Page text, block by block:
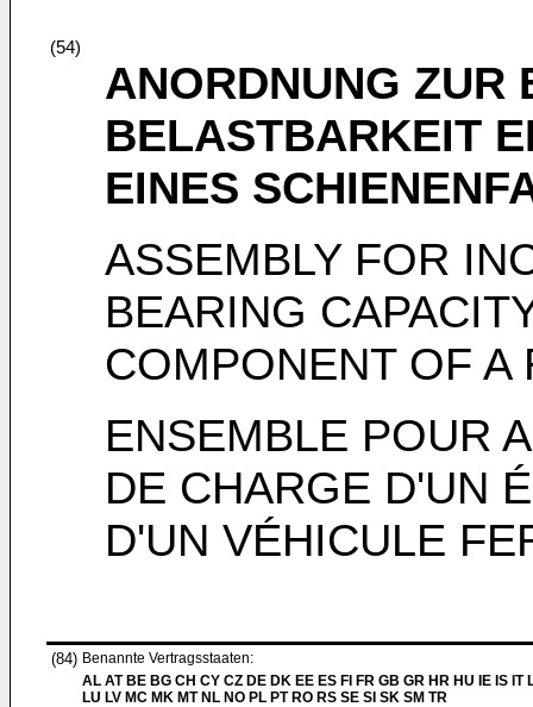
(54)
ANORDNUNG ZUR
BELASTBARKEIT
EINES
ASSEMBLY FOR
BEARING
COMPONENT OF A
ENSEMBLE POUR
DE CHARGE D'UN
D'UN VÉHICULE
(84) Benannte Vertragsstaaten:
AL AT BE BG CH CY CZ DE DK EE ES FI FR GB GR HR HU IE IS IT
LU LV MC MK MT NL NO PL PT RO RS SE SI SK SM TR